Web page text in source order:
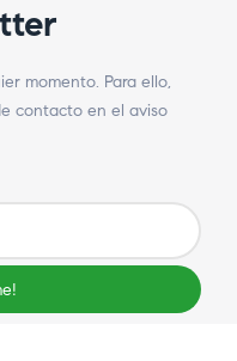
momento. Para ello,
contacto en el aviso